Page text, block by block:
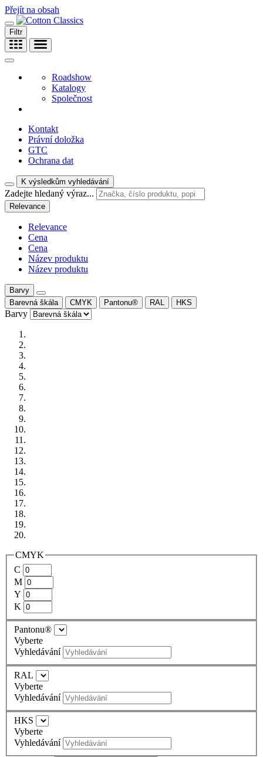
Přejít na obsah
Filtr
Roadshow
Katalogy
Společnost
Kontakt
Právní doložka
GTC
Ochrana dat
K výsledkům vyhledávání
Zadejte hledaný výraz...
Relevance
Relevance
Cena
Cena
Název produktu
Název produktu
Barvy
Barevná škála
CMYK Pantonu® RAL HKS
Barvy
CMYK
C
M
Y
K
Pantonu®
Vyberte
Vyhledávání
RAL
Vyberte
Vyhledávání
HKS
Vyberte
Vyhledávání